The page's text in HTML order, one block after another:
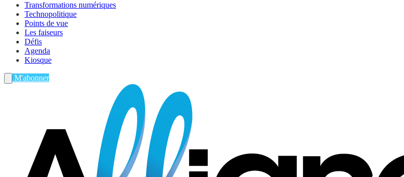
Transformations numériques
Technopolitique
Points de vue
Les faiseurs
Défis
Agenda
Kiosque
M'abonner